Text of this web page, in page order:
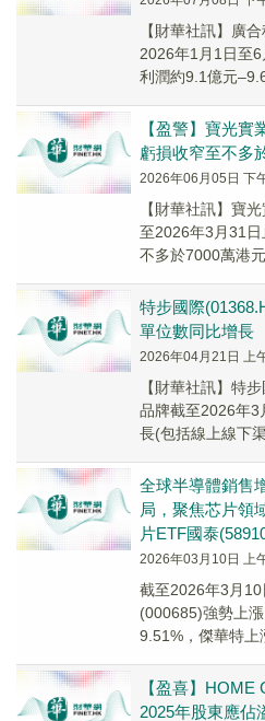
【財華社訊】廣
2026年1月1日至
利潤約9.1億元
【盈警】寶光實
虧損收窄至不多
2026年06月05日 下
【財華社訊】寶
至2026年3月31
不多於7000萬港
特步國際
單位數同比增長
2026年04月21日 上
【財華社訊】特
品牌截至2026年3
長(包括線上線下
全球半導體銷售
局，聚焦芯片領
片ETF國泰
2026年03月10日 上
截至2026年3月
(000685)強勢上
9.51%，傑華特上
【盈喜】HOME
2025年股東應佔